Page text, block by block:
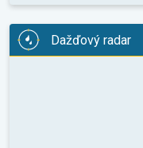
Dažďový radar